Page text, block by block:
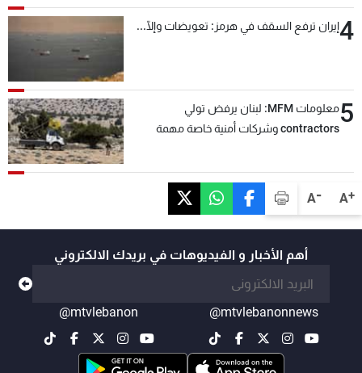
A+
A-
4إيران ترفع السقف في هرمز: تعويضات وإلّا...
5
معلومات MFM: لبنان يرفض تولي
contractors وشركات أمنية خاصة مهمة
أهم الأخبار و الفيديوهات في بريدك الالكتروني
@mtvlebanonnews
@mtvlebanon